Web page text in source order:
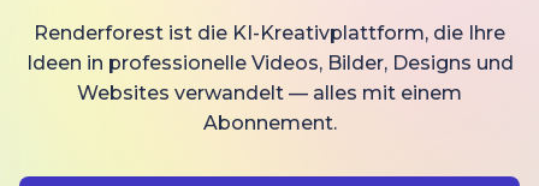
Renderforest ist die KI-Kreativplattform, die Ihre
Ideen in professionelle Videos, Bilder, Designs und
Websites verwandelt — alles mit einem
Abonnement.